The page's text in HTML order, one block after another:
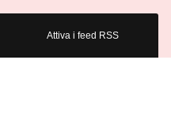
Attiva i feed RSS